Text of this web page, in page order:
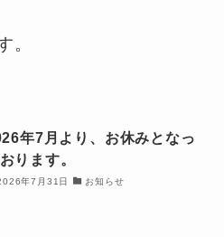
。
年7月より、お休みとなっ
ります。
年7月31日 お知らせ